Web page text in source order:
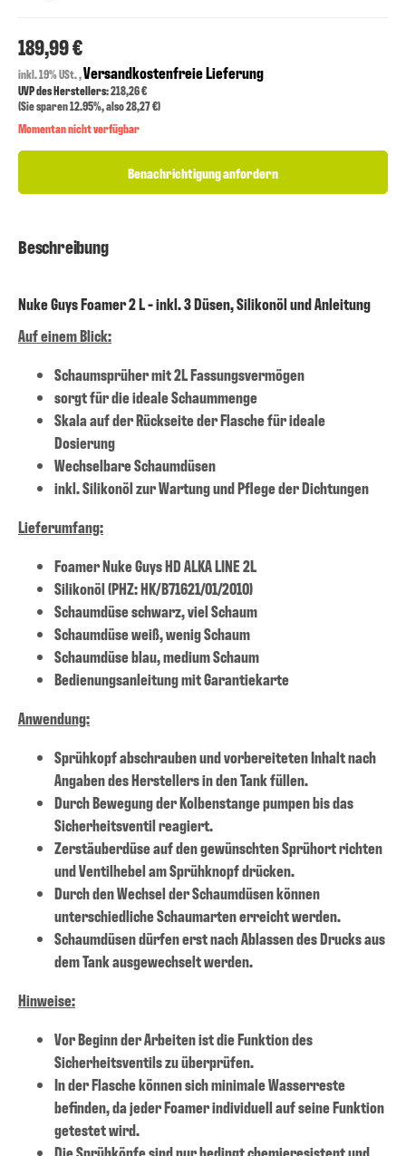
189,99 €
inkl. 19% USt. ,Versandkostenfreie Lieferung
UVP des Herstellers: 218,26 €
(Sie sparen12.95%, also28,27 €)
Momentan nicht verfügbar
Benachrichtigung anfordern
Beschreibung
Nuke Guys Foamer 2 L - inkl. 3 Düsen, Silikonöl und Anleitung
Auf einem Blick:
Schaumsprüher mit 2L Fassungsvermögen
sorgt für die ideale Schaummenge
Skala auf der Rückseite der Flasche für ideale
Dosierung
Wechselbare Schaumdüsen
inkl. Silikonöl zur Wartung und Pflege der Dichtungen
Lieferumfang:
Foamer Nuke Guys HD ALKA LINE 2L
Silikonöl (PHZ: HK/B71621/01/2010)
Schaumdüse schwarz, viel Schaum
Schaumdüse weiß, wenig Schaum
Schaumdüse blau, medium Schaum
Bedienungsanleitung mit Garantiekarte
Anwendung:
Sprühkopf abschrauben und vorbereiteten Inhalt nach
Angaben des Herstellers in den Tank füllen.
Durch Bewegung der Kolbenstange pumpen bis das
Sicherheitsventil reagiert.
Zerstäuberdüse auf den gewünschten Sprühort richten
und Ventilhebel am Sprühknopf drücken.
Durch den Wechsel der Schaumdüsen können
unterschiedliche Schaumarten erreicht werden.
Schaumdüsen dürfen erst nach Ablassen des Drucks aus
dem Tank ausgewechselt werden.
Hinweise:
Vor Beginn der Arbeiten ist die Funktion des
Sicherheitsventils zu überprüfen.
In der Flasche können sich minimale Wasserreste
befinden, da jeder Foamer individuell auf seine Funktion
getestet wird.